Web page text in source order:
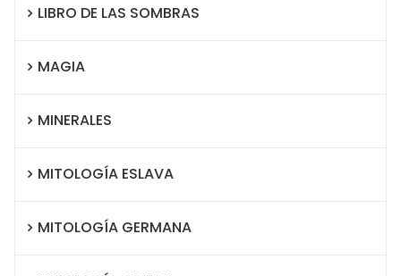
LIBRO DE LAS SOMBRAS
MAGIA
MINERALES
MITOLOGÍA ESLAVA
MITOLOGÍA GERMANA